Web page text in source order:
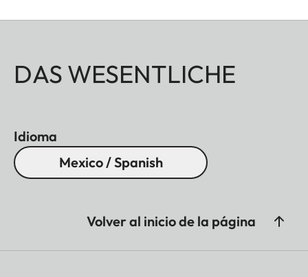
DAS WESENTLICHE
Idioma
Mexico / Spanish
Volver al inicio de la página